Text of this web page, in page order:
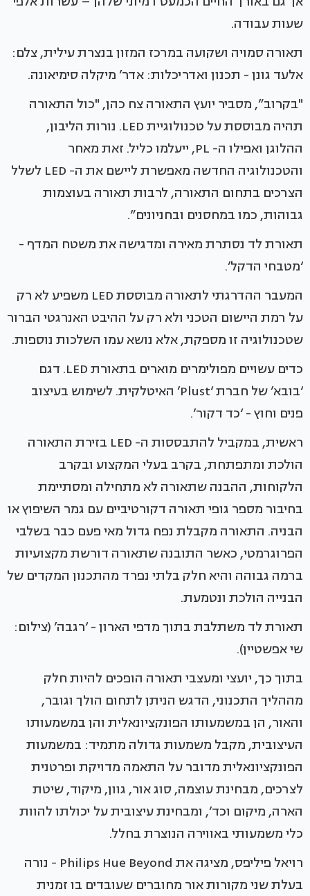
שעות עבודה.
תאורה סמויה ושקועה במרכז המזון בנצרת עילית, צלם:
אלעד גונן - תכנון ואדריכלות: אדר’ מיקלה סימיאונה.
"בקרוב”, מסביר יועץ התאורה צח כהן, "כול התאורה
תהיה מבוססת על טכנולוגיית LED. נורות הליבון,
ההלוגן ואפילו ה- PL, ייעלמו כליל. זאת מאחר
והטכנולוגיה החדשה מאפשרת ליישם את ה- LED לשלל
הצרכים בתחום התאורה, לרבות תאורה בעוצמות
גבוהות, כמו במחסנים ובחניונים”.
תאורת לד נסתרת מאירה ומדגישה את משטח המדף -
‘מטבחי הדקל’.
המעבר ההדרגתי לתאורה מבוססת LED משפיע לא רק
על רמת היישום הטכני ולא רק על ההיבט האנרגטי הברור
שטכנולוגיה זו מספקת, אלא נושא עמו השלכות נוספות.
כדים עשויים מפולימרים מוארים בתאורת LED. דגם
‘בובא’ של חברת ‘Plust’ האיטלקית. לשימוש בעיצוב
פנים וחוץ - ‘כד דקור’.
ראשית, במקביל להתבססות ה- LED בזירת התאורה
הולכת ומתפתחת, בקרב בעלי המקצוע ובקרב
הלקוחות, ההבנה שתאורה לא מתחילה ומסתיימת
בחיבור מספר גופי תאורה דקורטיביים עם גמר השיפוץ או
הבניה. התאורה מקבלת נפח גדול מאי פעם כבר בשלבי
הפרוגרמטי, כאשר התובנה שתאורה דורשת מקצועיות
ברמה גבוהה והיא חלק בלתי נפרד מהתכנון המקדים של
הבנייה הולכת ונטמעת.
תאורת לד משתלבת בתוך מדפי הארון - ‘רגבה’ (צילום:
שי אפשטיין).
בתוך כך, יועצי ומעצבי תאורה הופכים להיות חלק
מההליך התכנוני, הדגש הניתן לתחום הולך וגובר,
והאור, הן במשמעותו הפונקציונאלית והן במשמעותו
העיצובית, מקבל משמעות גדולה מתמיד: במשמעות
הפונקציונאלית מדובר על התאמה מדויקת ופרטנית
לצרכים, מבחינת עוצמה, סוג אור, גוון, מיקוד, שיטת
הארה, מיקום וכד’, ומבחינת עיצובית על יכולתו להוות
כלי משמעותי באווירה הנוצרת בחלל.
רויאל פיליפס, מציגה את Philips Hue Beyond - נורה
בעלת שני מקורות אור מחוברים שעובדים בו זמנית